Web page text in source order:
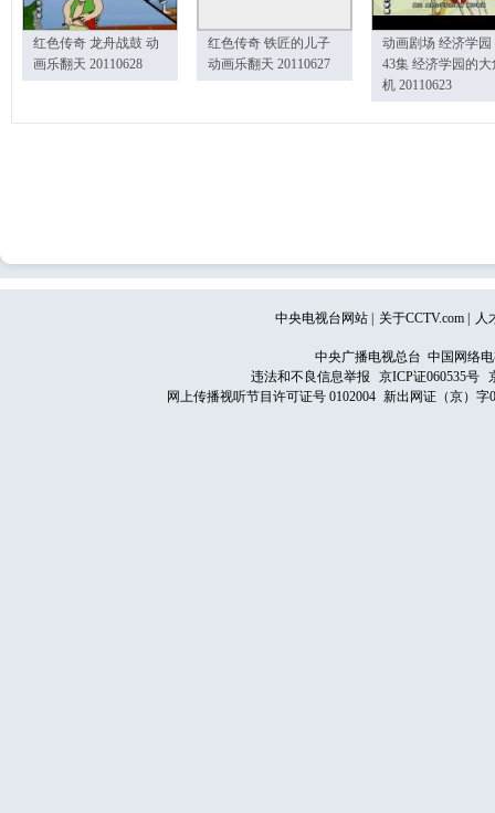
红色传奇 龙舟战鼓 动
画乐翻天 20110628
红色传奇 铁匠的儿子
动画乐翻天 20110627
动画剧场 经济学园
43集 经济学园的大
机 20110623
中央电视台网站 关于CCTV.com 人
中央广播电视总台 中国网络
违法和不良信息举报
京ICP证060535号
网上传播视听节目许可证号 0102004 新出网证（京）